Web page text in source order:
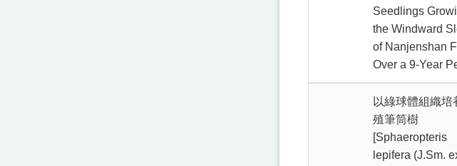
Seedlings
the Windward
of Nanjenshan
Over a 9-Year
以綠球體組織培
殖筆筒樹
[Sphaeropteris
lepifera (J.Sm.